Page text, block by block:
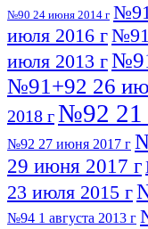
№90 24 июня 2014 г №91
июля 2016 г№91
июля 2013 г
№91+92 26
2018 г№92 21
№92 27 июня 2017 г
29 июня 2017 г
23 июля 2015 г
№94 1 августа 2013 г